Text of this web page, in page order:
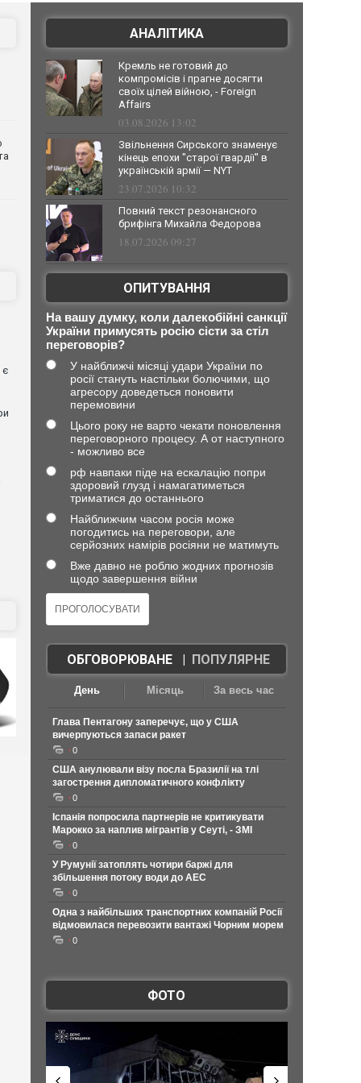
є
АНАЛІТИКА
Кремль не готовий до
компромісів і прагне досягти
своїх цілей війною, - Foreign
Affairs
03.08.2026 13:02
Звільнення Сирського знаменує
кінець епохи "старої гвардії" в
українській армії — NYT
23.07.2026 10:32
Повний текст резонансного
брифінга Михайла Федорова
18.07.2026 09:27
ОПИТУВАННЯ
На вашу думку, коли далекобійні санкції
України примусять росію сісти за стіл
переговорів?
У найближчі місяці удари України по
росії стануть настільки болючими, що
агресору доведеться поновити
перемовини
Цього року не варто чекати поновлення
переговорного процесу. А от наступного
- можливо все
рф навпаки піде на ескалацію попри
здоровий глузд і намагатиметься
триматися до останнього
Найближчим часом росія може
погодитись на переговори, але
серйозних намірів росіяни не матимуть
Вже давно не роблю жодних прогнозів
щодо завершення війни
ОБГОВОРЮВАНЕ| ПОПУЛЯРНЕ
День Місяць За весь час
Глава Пентагону заперечує, що у США
вичерпуються запаси ракет
0
США анулювали візу посла Бразилії на тлі
загострення дипломатичного конфлікту
0
Іспанія попросила партнерів не критикувати
Марокко за наплив мігрантів у Сеуті, - ЗМІ
0
У Румунії затоплять чотири баржі для
збільшення потоку води до АЕС
0
Одна з найбільших транспортних компаній Росії
відмовилася перевозити вантажі Чорним морем
0
ФОТО